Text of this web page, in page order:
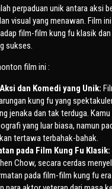
perpaduan unik antara aksi
visual yang menawan. Film
film-film kung fu klasik
sukses.
film ini :
dan Komedi yang Unik:
kung fu yang
jenaka dan tak terduga.
yang luar biasa, namun
tertawa terbahak-bahak.
pada Film Kung Fu Klasik:
Chow, secara cerdas
pada film-film kung fu